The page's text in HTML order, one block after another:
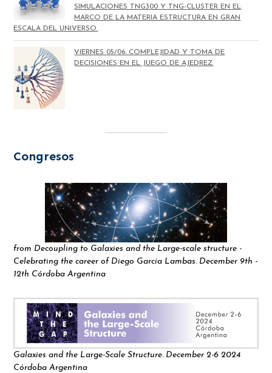
SIMULACIONES TNG300 Y TNG-CLUSTER EN EL
MARCO DE LA MATERIA ESTRUCTURA EN GRAN
ESCALA DEL UNIVERSO.
VIERNES 05/06: COMPLEJIDAD Y TOMA DE
DECISIONES EN EL JUEGO DE AJEDREZ
Congresos
from Decoupling to Galaxies and the Large-scale structure -
Celebrating the career of Diego García Lambas. December 9th -
12th Córdoba Argentina
Galaxies and the Large-Scale Structure. December 2-6 2024
Córdoba Argentina